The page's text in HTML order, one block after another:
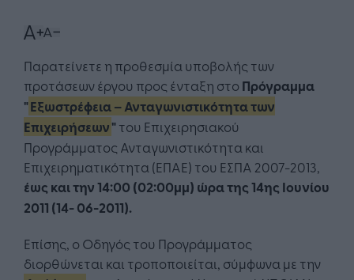
Παρατείνετε η προθεσμία υποβολής των
προτάσεων έργου προς ένταξη στο Πρόγραμμα
"Εξωστρέφεια – Ανταγωνιστικότητα των
Επιχειρήσεων"του Επιχειρησιακού
Προγράμματος Ανταγωνιστικότητα και
Επιχειρηματικότητα (ΕΠΑΕ) του ΕΣΠΑ 2007-2013,
έως και την 14:00 (02:00μμ) ώρα της 14ης Ιουνίου
2011 (14- 06-2011).
Επίσης, ο Οδηγός του Προγράμματος
διορθώνεται και τροποποιείται, σύμφωνα με την